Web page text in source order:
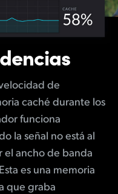
de
caché durante los
funciona
la señal no está al
el ancho de banda
es una memoria
que graba